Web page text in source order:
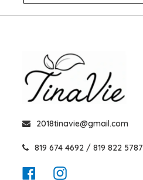
2018tinavie@gmail.com
819 674 4692 / 819 822 5787
FacebookInstagram